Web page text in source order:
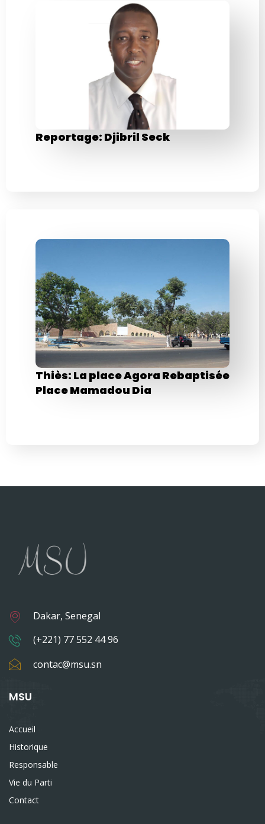
Reportage: Djibril Seck
Thiès: La place Agora Rebaptisée
Place Mamadou Dia
Dakar, Senegal
(+221) 77 552 44 96
contac@msu.sn
MSU
Accueil
Historique
Responsable
Vie du Parti
Contact